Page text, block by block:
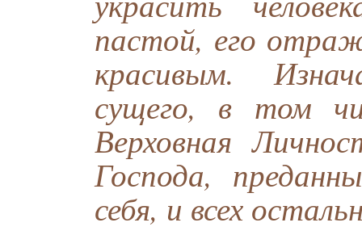
пастой, его
красивым.
сущего, в том
Верховная
Господа,
себя, и всех